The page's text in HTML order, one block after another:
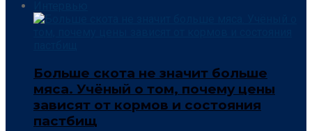
Больше скота не значит больше
мяса. Учёный о том, почему цены
зависят от кормов и состояния
пастбищ